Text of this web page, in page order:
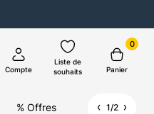
Compte
Liste de
souhaits
0
Panier
% Offres 1/2